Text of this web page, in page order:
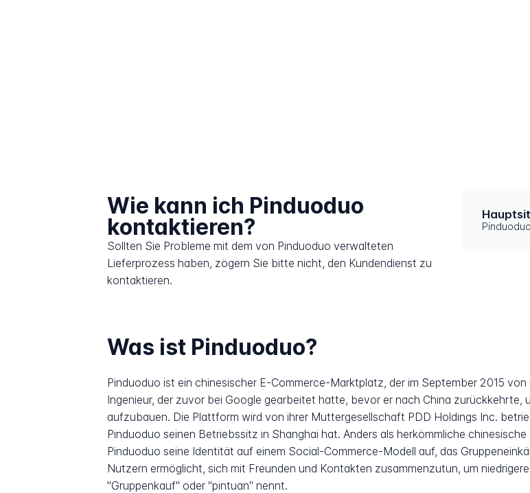
Wie kann ich Pinduoduo
kontaktieren?
Sollten Sie Probleme mit dem von Pinduoduo verwalteten
Lieferprozess haben, zögern Sie bitte nicht, den Kundendienst zu
kontaktieren.
Was ist Pinduoduo?
Pinduoduo ist ein chinesischer E-Commerce-Marktplatz, der im September 2015
Ingenieur, der zuvor bei Google gearbeitet hatte, bevor er nach China zurückkehrte,
aufzubauen. Die Plattform wird von ihrer Muttergesellschaft PDD Holdings Inc.
Pinduoduo seinen Betriebssitz in Shanghai hat. Anders als herkömmliche
Pinduoduo seine Identität auf einem Social-Commerce-Modell auf, das
Nutzern ermöglicht, sich mit Freunden und Kontakten zusammenzutun, um
"Gruppenkauf" oder "pintuan" nennt.